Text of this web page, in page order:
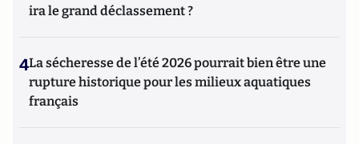
ira le grand déclassement ?
4La sécheresse de l’été 2026 pourrait bien être une
rupture historique pour les milieux aquatiques
français